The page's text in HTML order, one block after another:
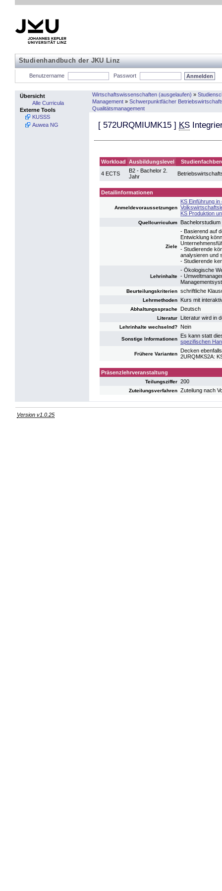
Studienhandbuch der JKU Linz
Benutzername Passwort
Übersicht
Alle Curricula
Externe Tools
KUSSS
Auwea NG
Wirtschaftswissenschaften (ausgelaufen) »
Management » Schwerpunktfächer
Qualitätsmanagement
[ 572URQMIUMK15 ] KS
Workload Ausbildungslevel
4 ECTS
B2 - Bachelor 2.
Jahr
Detailinformationen
Anmeldevoraussetzungen
KS Einführung
KS Produktion
Quellcurriculum
Ziele
- Basierend auf
Entwicklung
- Studierende
analysieren und
- Studierende
Lehrinhalte
- Ökologische
-
Beurteilungskriterien schriftliche
Lehrmethoden Kurs mit
Abhaltungssprache Deutsch
Literatur Literatur wird in
Lehrinhalte wechselnd? Nein
Sonstige Informationen
Es kann statt
spezifischen
Frühere Varianten
Decken
2URQMKS2A:
Präsenzlehrveranstaltung
Teilungsziffer 200
Zuteilungsverfahren Zuteilung nach
Version v1.0.25